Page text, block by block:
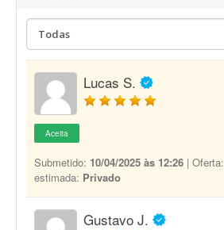
Lucas S.
Aceita
Submetido: 10/04/2025 às 12:26 | Oferta:
estimada: Privado
Gustavo J.